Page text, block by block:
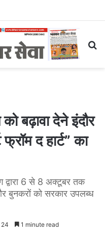
बढ़ावा देने इंदौर
द हार्ट” का
द्वारा 6 से 8 अक्टूबर तक
बुनकरों को सरकार उपलब्ध
24 1 minute read